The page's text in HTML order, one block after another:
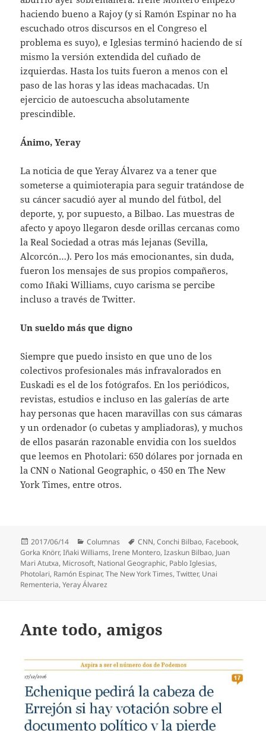
haciendo bueno a Rajoy (y si Ramón Espinar no ha
escuchado otros discursos en el Congreso el
problema es suyo), e Iglesias terminó haciendo de sí
mismo la versión extendida del cuñado de
izquierdas. Hasta los tuits fueron a menos con el
paso de las horas y las ideas machacadas. Un
ejercicio de autoescucha absolutamente
prescindible.
Ánimo, Yeray
La noticia de que Yeray Álvarez va a tener que
someterse a quimioterapia para seguir tratándose de
su cáncer sacudió ayer al mundo del fútbol, del
deporte, y, por supuesto, a Bilbao. Las muestras de
afecto y apoyo llegaron desde orillas cercanas como
la Real Sociedad a otras más lejanas (Sevilla,
Alcorcón…). Pero los más emocionantes, sin duda,
fueron los mensajes de sus propios compañeros,
como Iñaki Williams, cuyo carisma se percibe
incluso a través de Twitter.
Un sueldo más que digno
Siempre que puedo insisto en que uno de los
colectivos profesionales más infravalorados en
Euskadi es el de los fotógrafos. En los periódicos,
revistas, estudios e incluso en las galerías de arte
hay personas que hacen maravillas con sus cámaras
y un ordenador (o cubetas y ampliadoras), y muchos
de ellos pasarán razonable envidia con los sueldos
que leemos en Photolari: 650 dólares por jornada en
la CNN o National Geographic, o 450 en The New
York Times, entre otros.
Publicado
el
2017/06/14 Categorías
Columnas Etiquetas
CNN,Conchi Bilbao, Facebook,
Gorka Knörr,Iñaki Williams,Irene Montero,Izaskun Bilbao, Juan
Mari Atutxa, Microsoft, National Geographic, Pablo Iglesias,
Photolari, Ramón Espinar,The New York Times,Twitter, Unai
Rementeria,Yeray Álvarez
Ante todo, amigos